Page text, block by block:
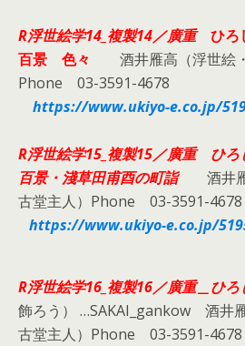
R浮世絵学14_複製14／廣重
ひろ
百景 色々 酒井雁高（浮世絵・
Phone 03-3591-4678
https://www.ukiyo-e.co.jp/
R浮世絵学15_複製15／廣重
ひろ
百景・淺草田甫酉の町詣酒井雁
古堂主人）Phone 03-3591-4678
https://www.ukiyo-e.co.jp/
R浮世絵学16_複製16／廣重＿ひ
飾ろう） …SAKAI_gankow 酒井
古堂主人）Phone 03-3591-4678